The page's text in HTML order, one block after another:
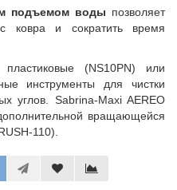
подъемом воды позволяет
ковра и сократить время
(NS10PN) или
инструменты для чистки
углов. Sabrina-Maxi AEREO
вращающейся
110).